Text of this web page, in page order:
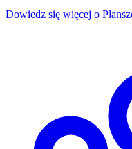
Dowiedz się więcej o